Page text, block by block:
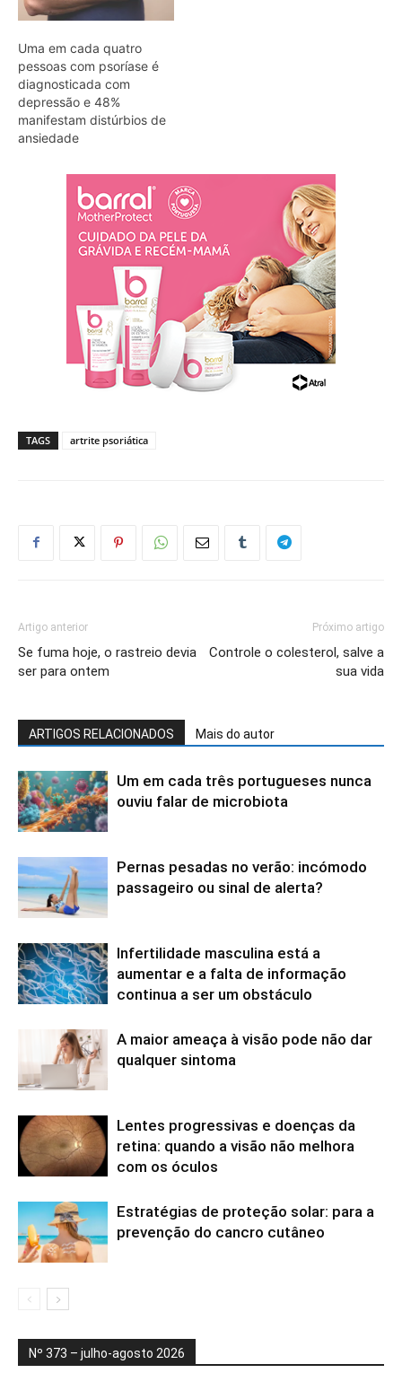
Uma em cada quatro
pessoas com psoríase é
diagnosticada com
depressão e 48%
manifestam distúrbios de
ansiedade
TAGS artrite psoriática
Artigo anterior
Se fuma hoje, o rastreio devia
ser para ontem
Próximo artigo
Controle o colesterol, salve a
sua vida
ARTIGOS RELACIONADOS Mais do autor
Um em cada três portugueses nunca
ouviu falar de microbiota
Pernas pesadas no verão: incómodo
passageiro ou sinal de alerta?
Infertilidade masculina está a
aumentar e a falta de informação
continua a ser um obstáculo
A maior ameaça à visão pode não dar
qualquer sintoma
Lentes progressivas e doenças da
retina: quando a visão não melhora
com os óculos
Estratégias de proteção solar: para a
prevenção do cancro cutâneo
Nº 373 – julho-agosto 2026